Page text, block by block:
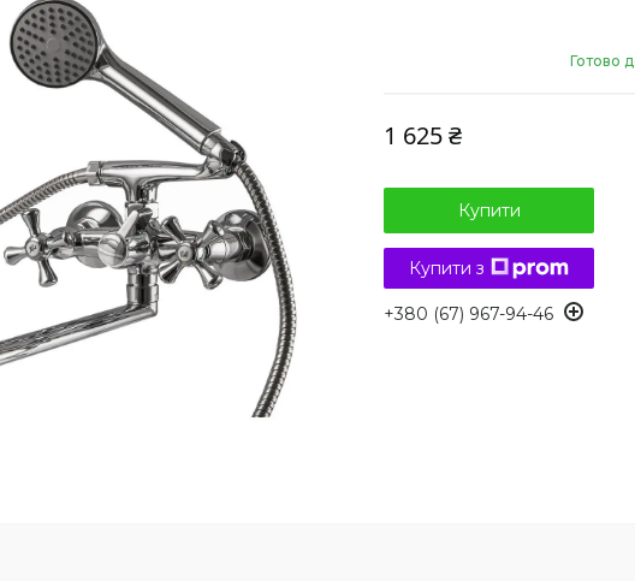
Готово
1 625 ₴
Купити
Купити з
+380 (67) 967-94-46